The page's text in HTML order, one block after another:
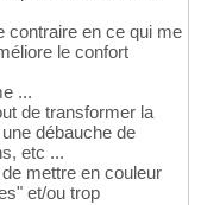
contraire en ce qui me
le confort
...
de transformer la
débauche de
etc ...
mettre en couleur
et/ou trop